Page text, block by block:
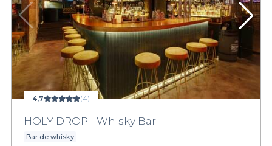
4,7 (4)
HOLY DROP - Whisky Bar
Bar de whisky